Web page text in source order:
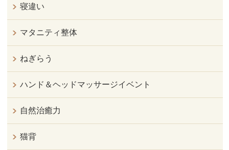
寝違い
マタニティ整体
ねぎらう
ハンド＆ヘッドマッサージイベント
自然治癒力
猫背